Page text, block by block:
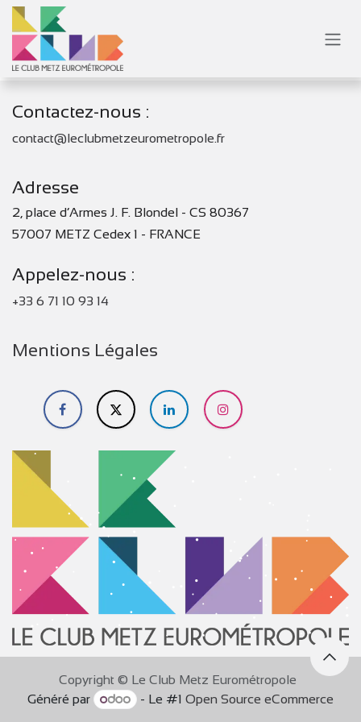
Se rendre au contenu
Contactez-nous :
contact@leclubmetzeurometropole.fr
Adresse
2, place d’Armes J. F. Blondel - CS 80367
57007 METZ Cedex 1 - FRANCE
Appelez-nous :
+33 6 71 10 93 14
Mentions Légales
Copyright © Le Club Metz Eurométropole
Généré par
- Le #1Open Source eCommerce